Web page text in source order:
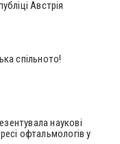
Австрія
спільното!
наукові
офтальмологів у